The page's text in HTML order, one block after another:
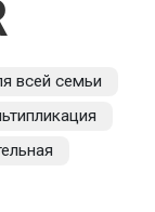
всей семьи